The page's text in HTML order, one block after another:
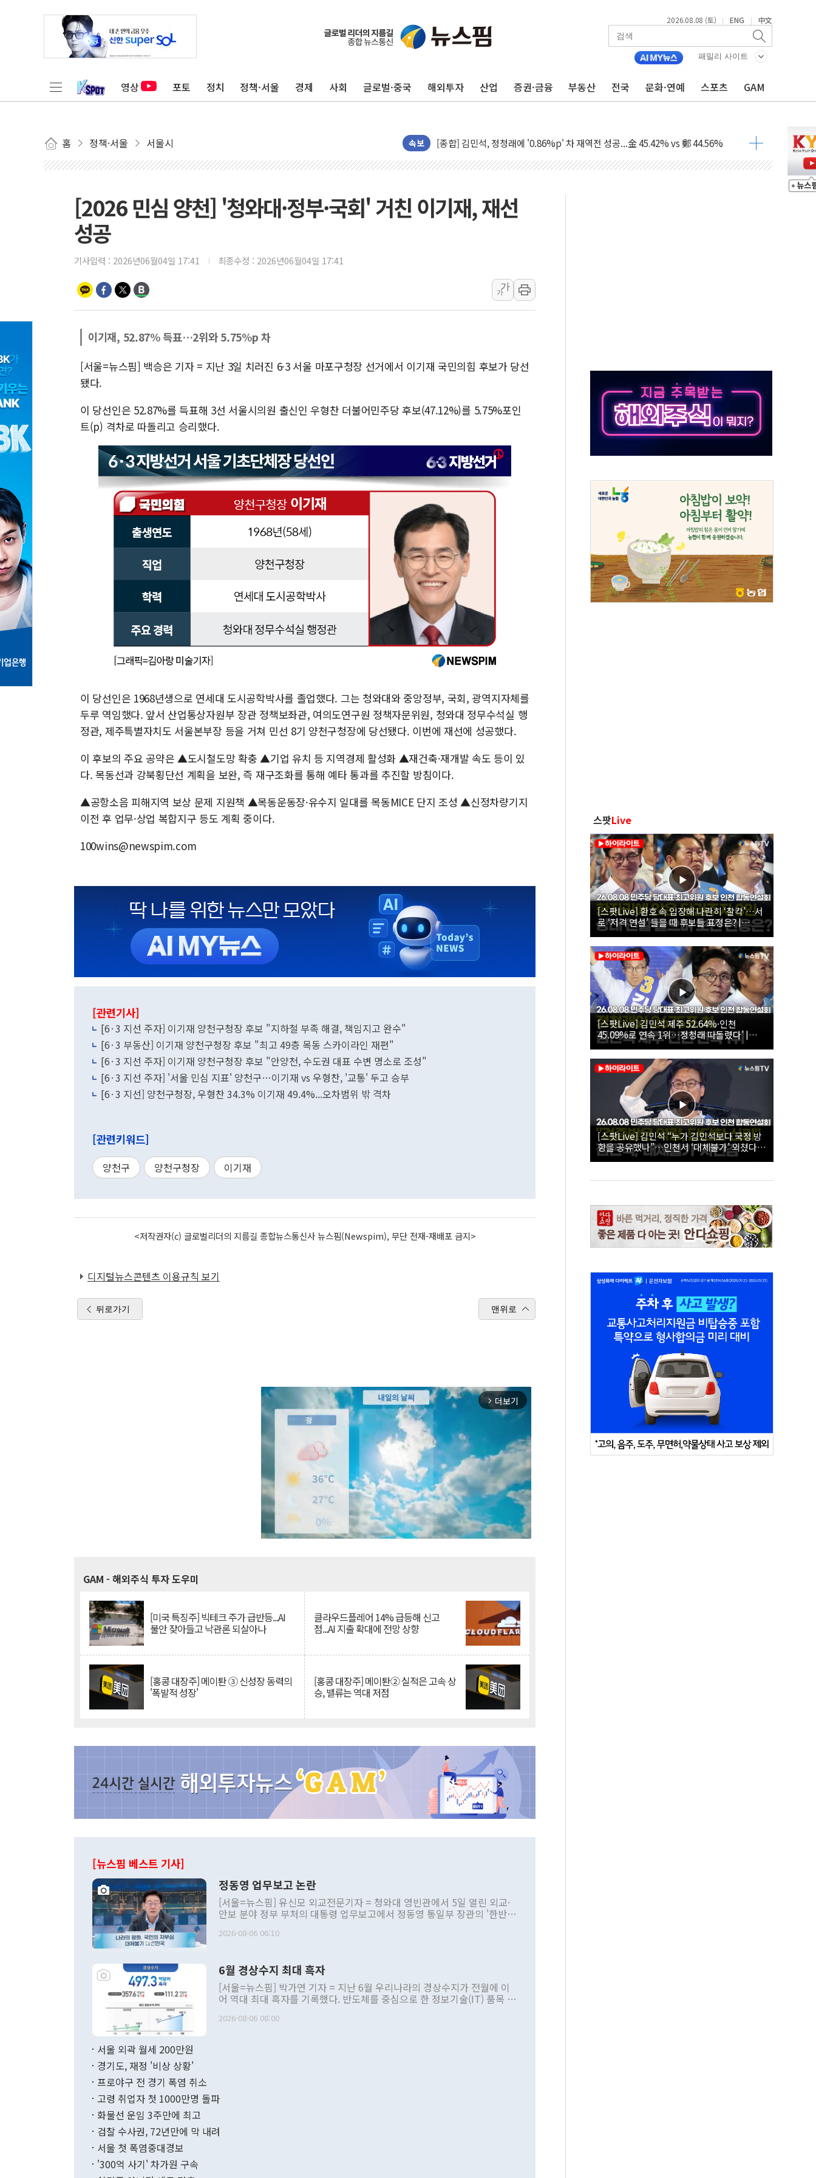
2026.08.08 (토) | ENG | 中文
패밀리 사이트
영상 포토 정치 정책·서울 경제 사회 글로벌·중국 해외투자 산업 증권·금융 부동산 전국 문화·연예 스포츠 GAM
홈 정책·서울 서울시 속보
포항시 재난예산 40억 긴급 투입…고수온 양식장 복구·지원 '총력'
인천 합동연설회 나선 송영길·정청래·김민석 당대표 후보
김민석, 2주차 제주·인천 경선서 정청래에 승리...47.75% vs 42.08%
[속보] 민주, 제주·인천 경선 결과 발표...김민석 47.75% 정청래 42.08%
[속보] 민주, 인천 경선 결과 발표...김민석 45.09% 정청래 43.27% 송영길 11.63%
美, 이란전 출구전략 만지작…공습 한계·탄약 부족 현실화
강릉·동해·삼척 시간당 최대 50㎜ 폭우…강원 동해안 강한 비 이어져
여수 오동도 인근 해상서 모터보트 전복…1명 사망·1명 실종
추미애, '위안부' 피해자 기림의 날 참석..."국제적 시민 연대로 목소리 내야"
인천 선재도 갯벌서 해루질 중 실종 60대 나흘만에 숨진 채 발견
인천서 말다툼 중 어머니 흉기 살해 10대 아들 체포
'화합' 꺼낸 김민석에 '뻔뻔' 받아친 정청래…제주 연설서 신경전 고조
[2026 민심 양천] '청와대·정부·국회' 거친 이기재, 재선
성공
기사입력 : 2026년06월04일 17:41 최종수정 : 2026년06월04일 17:41
가
가
이기재, 52.87% 득표…2위와 5.75%p 차
[서울=뉴스핌] 백승은 기자 = 지난 3일 치러진 6·3 서울 마포구청장 선거에서 이기재 국민의힘 후보가 당선
됐다.
이 당선인은 52.87%를 득표해 3선 서울시의원 출신인 우형찬 더불어민주당 후보(47.12%)를 5.75%포인
트(p) 격차로 따돌리고 승리했다.
이 당선인은 1968년생으로 연세대 도시공학박사를 졸업했다. 그는 청와대와 중앙정부, 국회, 광역지자체를
두루 역임했다. 앞서 산업통상자원부 장관 정책보좌관, 여의도연구원 정책자문위원, 청와대 정무수석실 행
정관, 제주특별자치도 서울본부장 등을 거쳐 민선 8기 양천구청장에 당선됐다. 이번에 재선에 성공했다.
이 후보의 주요 공약은 ▲도시철도망 확충 ▲기업 유치 등 지역경제 활성화 ▲재건축·재개발 속도 등이 있
다. 목동선과 강북횡단선 계획을 보완, 즉 재구조화를 통해 예타 통과를 추진할 방침이다.
▲공항소음 피해지역 보상 문제 지원책 ▲목동운동장·유수지 일대를 목동MICE 단지 조성 ▲신정차량기지
이전 후 업무·상업 복합지구 등도 계획 중이다.
100wins@newspim.com
[관련기사]
[6·3 지선 주자] 이기재 양천구청장 후보 "지하철 부족 해결, 책임지고 완수"
[6·3 부동산] 이기재 양천구청장 후보 "최고 49층 목동 스카이라인 재편"
[6·3 지선 주자] 이기재 양천구청장 후보 "안양천, 수도권 대표 수변 명소로 조성"
[6·3 지선 주자] '서울 민심 지표' 양천구…이기재 vs 우형찬, '교통' 두고 승부
[6·3 지선] 양천구청장, 우형찬 34.3% 이기재 49.4%...오차범위 밖 격차
[관련키워드]
양천구 양천구청장 이기재
<저작권자(c) 글로벌리더의 지름길 종합뉴스통신사 뉴스핌(Newspim), 무단 전재-재배포 금지>
디지털뉴스콘텐츠 이용규칙 보기
뒤로가기 맨위로
arrow_forward_ios 더보기
GAM - 해외주식 투자 도우미
[미국 특징주] 빅테크 주가 급반등...AI
불안 잦아들고 낙관론 되살아나
클라우드플레어 14% 급등해 신고
점...AI 지출 확대에 전망 상향
[홍콩 대장주] 메이퇀 ③ 신성장 동력의
'폭발적 성장'
[홍콩 대장주] 메이퇀② 실적은 고속 상
승, 밸류는 역대 저점
[뉴스핌 베스트 기사]
정동영 업무보고 논란
[서울=뉴스핌] 유신모 외교전문기자 = 청와대 영빈관에서 5일 열린 외교·
안보 분야 정부 부처의 대통령 업무보고에서 정동영 통일부 장관의 '한반도
발언 중에는 정부 내 조율을 거치지 않은 사안을 정책으로 추진하겠다고 공
주의적 희망에 근거한 비현실적 구상'이라는 비판을 내놨다. 그동안 정 장
관의 대북 정책 관련 발언이 물의를 빚은 적은 여러 번 있지만 대통령과 유
관 부처 장관이 공개적으로 부정적 입장을 표명한 것은 이례적이다. 정 장
관의 무리한 대북 접근법과 월권을 제어해야 한다는 목소리도 높아지고 있
다. [정동영 통일부 장관이 지난달 23일 오후 서울 종로구 정부서울청사에
무너졌다고도 했다. 또 "현 시점에서 흘러간 선(先)비핵화만 되뇌는 것은
함께 4자 대화의 동력을 확보하기 위해 최선을 다할 것"이라고 말했다. 하
2026-08-06 06:10
6월 경상수지 최대 흑자
[서울=뉴스핌] 박가연 기자 = 지난 6월 우리나라의 경상수지가 전월에 이
어 역대 최대 흑자를 기록했다. 반도체를 중심으로 한 정보기술(IT) 품목 수
료=한국은행] 한국은행이 6일 발표한 '2026년 6월 국제수지(잠정)'에 따르
며 월간 기준 처음으로 1000억달러를 넘어섰다. 상품수입은 644억8000만
196.9% 급증했고 컴퓨터·주변기기(SSD)는 282.7% 증가했다. IT 품목
수출은 160.4% 늘었으며 비IT 품목도 ▲석유제품(47.5%) ▲화공품
2026-08-06 08:00
서울 외곽 월세 200만원
경기도, 재정 '비상 상황'
프로야구 전 경기 폭염 취소
고령 취업자 첫 1000만명 돌파
화물선 운임 3주만에 최고
검찰 수사권, 72년만에 막 내려
서울 첫 폭염중대경보
'300억 사기' 차가원 구속
스팟Live
[스팟Live] 환호 속 입장해 나란히 ‘찰칵’…서
로 ‘저격 연설’ 들을 때 후보들 표정은? |
26.08.08 더불어민주당 당대표·최고위원 후
보 인천 합동연설회
[스팟Live] 김민석 제주 52.64%·인천
45.09%로 연속 1위…정청래 따돌렸다’ |
26.08.08 더불어민주당 당대표·최고위원 후
보 인천 합동연설회
[스팟Live] 김민석 “누가 김민석보다 국정 방
향을 공유했나”…인천서 ‘대체불가’ 외쳤다 |
26.08.08 더불어민주당 당대표·최고위원 후